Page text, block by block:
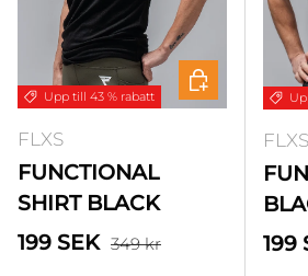
Upp till 43 % rabatt
FLXS
FUNCTIONAL
SHIRT BLACK
Försäljningspris
199 SEK Standardpris
349 kr
Välj
FLXS
199